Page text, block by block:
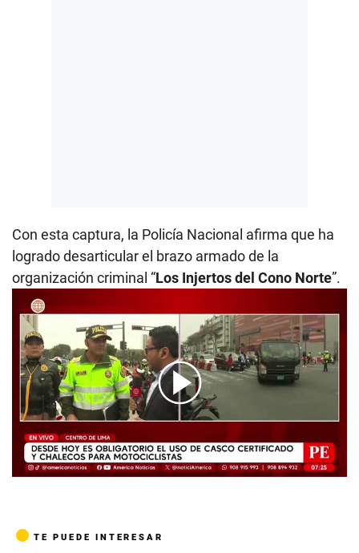
Con esta captura, la Policía Nacional afirma que ha
logrado desarticular el brazo armado de la
organización criminal “Los Injertos del Cono Norte”.
00:00/05:04
TE PUEDE INTERESAR